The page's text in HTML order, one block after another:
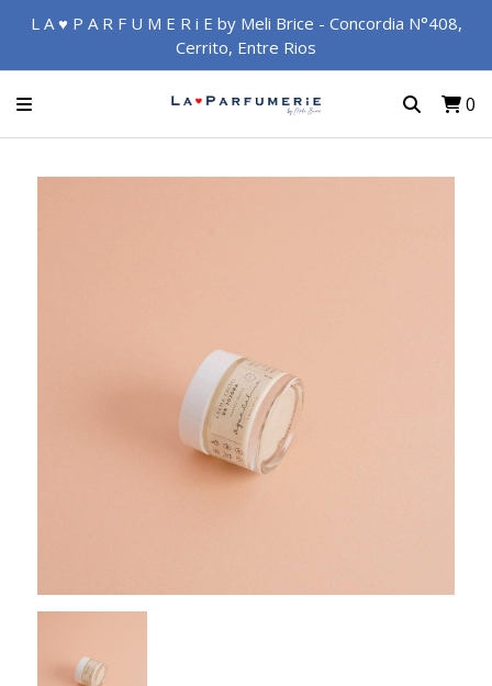
L A ♥ P A R F U M E R i E by Meli Brice - Concordia N°408,
Cerrito, Entre Rios
0